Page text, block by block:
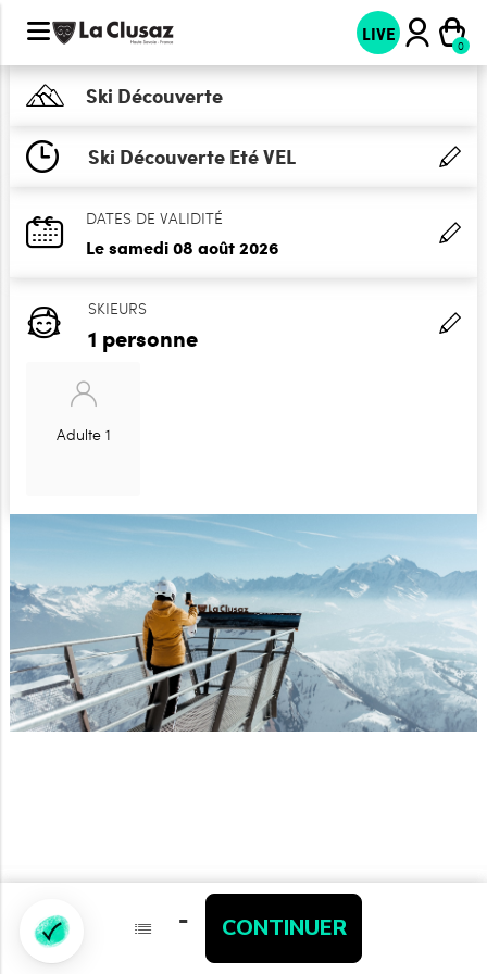
LIVE
Ski Découverte
Ski Découverte Eté VEL
DATES DE VALIDITÉ
Le samedi 08 août 2026
SKIEURS
1 personne
Adulte 1
- CONTINUER
- CONTINUER
Partenaires